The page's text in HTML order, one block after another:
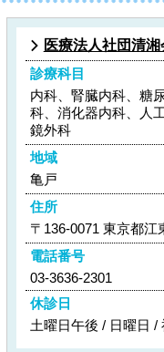
医療法人社団清
診療科目
内科、腎臓内科、糖
科、消化器内科、人
鏡外科
地域
亀戸
住所
〒136-0071 東京都江
電話番号
03-3636-2301
休診日
土曜日午後 / 日曜日 /